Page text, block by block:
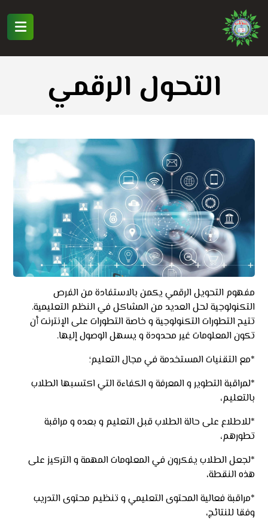
التحول الرقمي
مفهوم التحويل الرقمي يكمن بالاستفادة من الفرص
التكنولوجية لحل العديد من المشاكل في النظم التعليمية.
تتيح التطورات التكنولوجية و خاصة التطورات على الإنترنت أن
تكون المعلومات غير محدودة و يسهل الوصول إليها.
*مع التقنيات المستخدمة في مجال التعليم؛
*لمراقبة التطوير و المعرفة و الكفاءة التي اكتسبها الطلاب
بالتعليم،
*للاطلاع على حالة الطلاب قبل التعليم و بعده و مراقبة
تطورهم،
*لجعل الطلاب يفكرون في المعلومات المهمة و التركيز على
هذه النقطة،
*مراقبة فعالية المحتوى التعليمي و تنظيم محتوى التدريب
وفقا للنتائج،